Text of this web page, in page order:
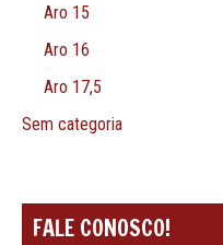
Aro 15
Aro 16
Aro 17,5
Sem categoria
FALE CONOSCO!